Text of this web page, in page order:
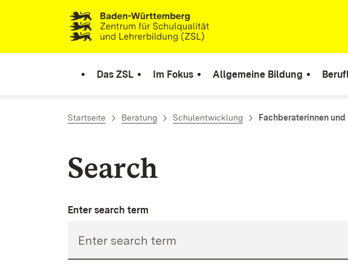
Skip to content
Link to homepage
Das ZSL Im Fokus Allgemeine Bildung
Startseite Beratung Schulentwicklung Fachberaterinnen
Search
Enter search term